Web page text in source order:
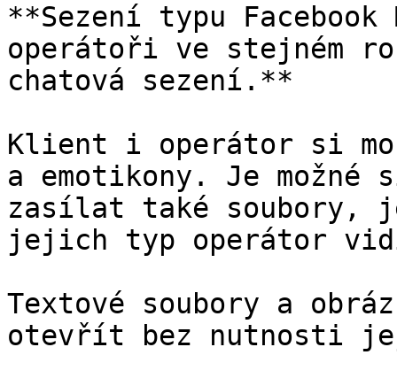
**Sezení typu Facebook
operátoři ve stejném
chatová sezení.**
Klient i operátor si
a emotikony. Je
zasílat také soubory,
jejich typ operátor
Textové soubory a
otevřít bez nutnosti